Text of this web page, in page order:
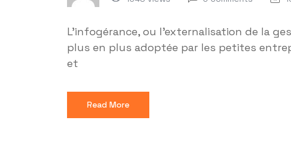
L’infogérance, ou l’externalisation de la
plus en plus adoptée par les petites
et
Read More